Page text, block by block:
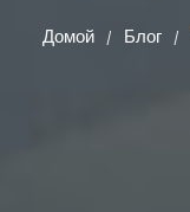
Домой / Блог /